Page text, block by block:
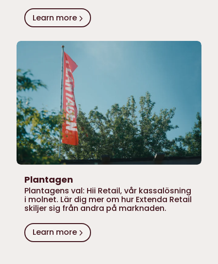
Learn more
Plantagen
Plantagens val: Hii Retail, vår kassalösning
i molnet. Lär dig mer om hur Extenda Retail
skiljer sig från andra på marknaden.
Learn more